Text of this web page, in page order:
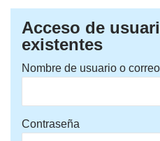
Acceso de
existentes
Nombre de usuario o
Contraseña